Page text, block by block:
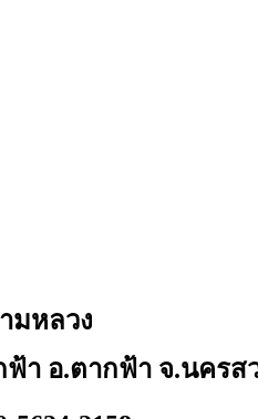
มหลวง
ฟ้า อ.ตากฟ้า จ.นครส